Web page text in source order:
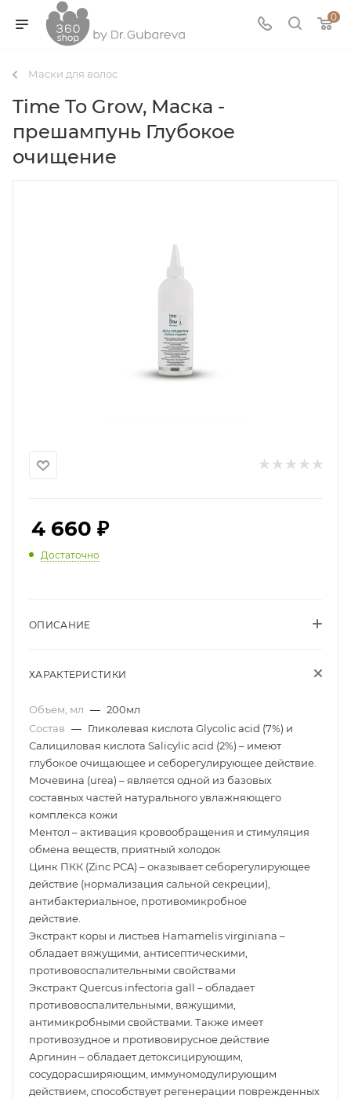
0
Маски для волос
Time To Grow, Маска -
прешампунь Глубокое
очищение
4 660 ₽
Достаточно
ОПИСАНИЕ
ХАРАКТЕРИСТИКИ
Объем, мл — 200мл
Состав — Гликолевая кислота Glycolic acid (7%) и
Салициловая кислота Salicylic acid (2%) – имеют
глубокое очищающее и себорегулирующее действие.
Мочевина (urea) – является одной из базовых
составных частей натурального увлажняющего
комплекса кожи
Ментол – активация кровообращения и стимуляция
обмена веществ, приятный холодок
Цинк ПКК (Zinc PCA) – оказывает себорегулирующее
действие (нормализация сальной секреции),
антибактериальное, противомикробное
действие.
Экстракт коры и листьев Hamamelis virginiana –
обладает вяжущими, антисептическими,
противовоспалительными свойствами
Экстракт Quercus infectoria gall – обладает
противовоспалительными, вяжущими,
антимикробными свойствами. Также имеет
противозудное и противовирусное действие
Аргинин – обладает детоксицирующим,
сосудорасширяющим, иммуномодулирующим
действием, способствует регенерации поврежденных